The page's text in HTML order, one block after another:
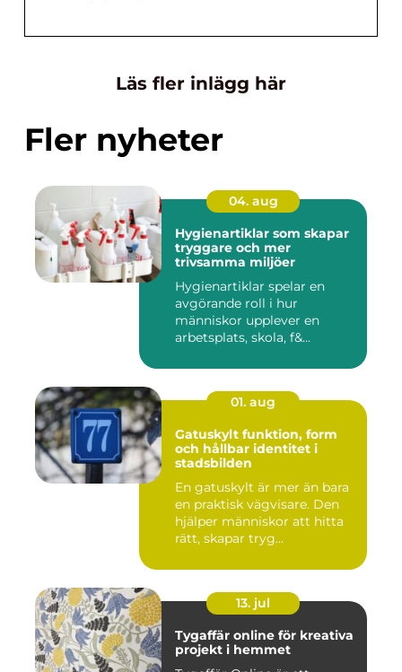
Läs fler inlägg här
Fler nyheter
04. aug
Hygienartiklar som skapar
tryggare och mer
trivsamma miljöer
Hygienartiklar spelar en
avgörande roll i hur
människor upplever en
arbetsplats, skola, f&...
01. aug
Gatuskylt funktion, form
och hållbar identitet i
stadsbilden
En gatuskylt är mer än bara
en praktisk vägvisare. Den
hjälper människor att hitta
rätt, skapar tryg...
13. jul
Tygaffär online för kreativa
projekt i hemmet